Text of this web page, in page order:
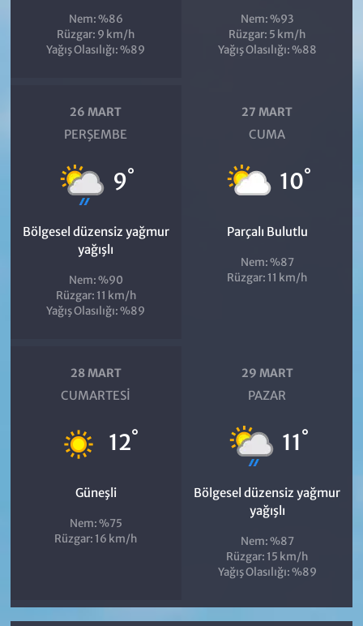
Nem: %86
Rüzgar: 9 km/h
Yağış Olasılığı: %89
Nem: %93
Rüzgar: 5 km/h
Yağış Olasılığı: %88
26 MART
PERŞEMBE
9°
Bölgesel düzensiz yağmur
yağışlı
Nem: %90
Rüzgar: 11 km/h
Yağış Olasılığı: %89
27 MART
CUMA
10°
Parçalı Bulutlu
Nem: %87
Rüzgar: 11 km/h
28 MART
CUMARTESI
12°
Güneşli
Nem: %75
Rüzgar: 16 km/h
29 MART
PAZAR
11°
Bölgesel düzensiz yağmur
yağışlı
Nem: %87
Rüzgar: 15 km/h
Yağış Olasılığı: %89